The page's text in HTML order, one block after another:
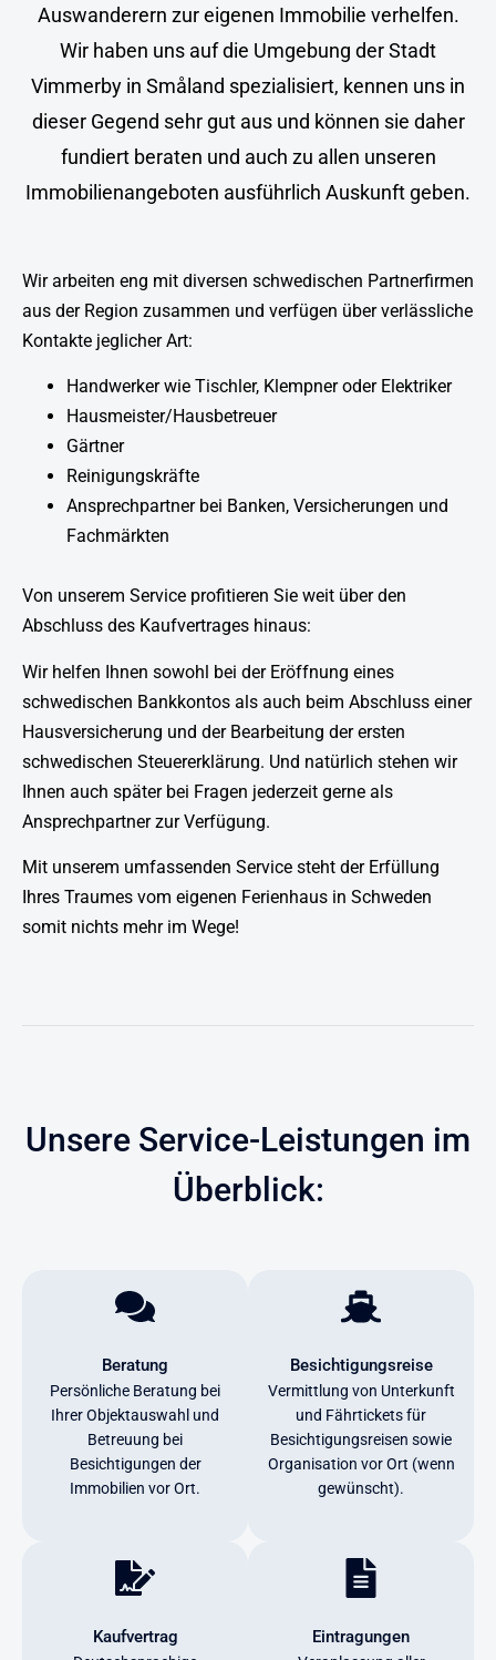
Auswanderern zur eigenen Immobilie verhelfen.
Wir haben uns auf die Umgebung der Stadt
Vimmerby in Småland spezialisiert, kennen uns in
dieser Gegend sehr gut aus und können sie daher
fundiert beraten und auch zu allen unseren
Immobilienangeboten ausführlich Auskunft geben.
Wir arbeiten eng mit diversen schwedischen Partnerfirmen
aus der Region zusammen und verfügen über verlässliche
Kontakte jeglicher Art:
Handwerker wie Tischler, Klempner oder Elektriker
Hausmeister/Hausbetreuer
Gärtner
Reinigungskräfte
Ansprechpartner bei Banken, Versicherungen und
Fachmärkten
Von unserem Service profitieren Sie weit über den
Abschluss des Kaufvertrages hinaus:
Wir helfen Ihnen sowohl bei der Eröffnung eines
schwedischen Bankkontos als auch beim Abschluss einer
Hausversicherung und der Bearbeitung der ersten
schwedischen Steuererklärung. Und natürlich stehen wir
Ihnen auch später bei Fragen jederzeit gerne als
Ansprechpartner zur Verfügung.
Mit unserem umfassenden Service steht der Erfüllung
Ihres Traumes vom eigenen Ferienhaus in Schweden
somit nichts mehr im Wege!
Unsere Service-Leistungen im
Überblick:
Beratung
Persönliche Beratung bei
Ihrer Objektauswahl und
Betreuung bei
Besichtigungen der
Immobilien vor Ort.
Besichtigungsreise
Vermittlung von Unterkunft
und Fährtickets für
Besichtigungsreisen sowie
Organisation vor Ort (wenn
gewünscht).
Kaufvertrag Eintragungen